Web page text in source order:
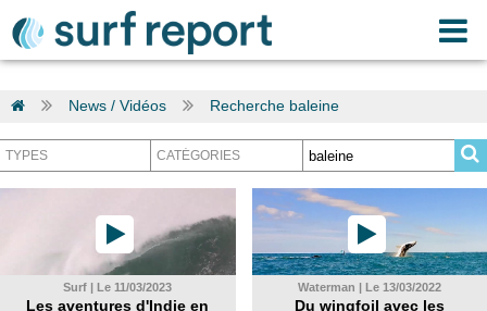
News / Vidéos Recherche baleine
Surf | Le 11/03/2023
Les aventures d'Indie en
Waterman | Le 13/03/2022
Du wingfoil avec les